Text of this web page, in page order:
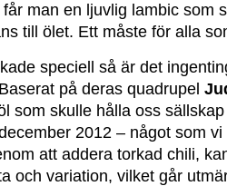
man en ljuvlig lambic som
till ölet. Ett måste för alla
speciell så är det
på deras quadrupel
som skulle hålla oss
2012 – något som
att addera torkad chili,
och variation, vilket går